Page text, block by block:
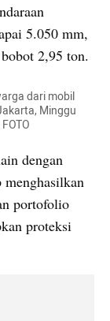
5.050 mm,
2,95 ton.
dari mobil
Minggu
dengan
portofolio
proteksi